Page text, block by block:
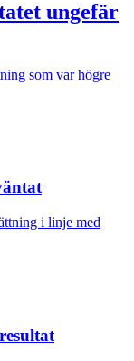
ungefär
som var högre
i linje med